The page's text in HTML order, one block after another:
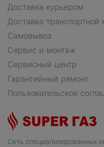
Сеть специализированных
Доставка курьером
Доставка транспортной
Самовывоз
Сервис и монтаж
Сервисный центр
Гарантийный ремонт
Пользовательское